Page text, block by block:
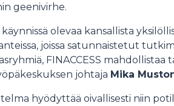
geenivirhe.
olevaa kansallista
joissa satunnaistetut
FINACCESS
johtaja Mika
hyödyttää oivallisesti niin